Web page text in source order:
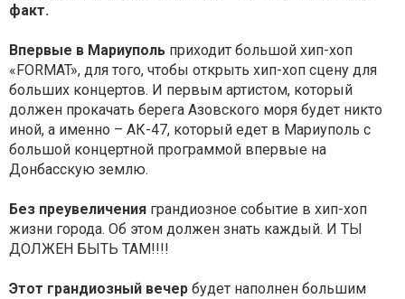
факт.
Впервые в Мариуполь приходит большой хип-хоп
«FORMAT», для того, чтобы открыть хип-хоп сцену для
больших концертов. И первым артистом, который
должен прокачать берега Азовского моря будет никто
иной, а именно – АК-47, который едет в Мариуполь с
большой концертной программой впервые на
Донбасскую землю.
Без преувеличения грандиозное событие в хип-хоп
жизни города. Об этом должен знать каждый. И ТЫ
ДОЛЖЕН БЫТЬ ТАМ!!!!
Этот грандиозный вечер будет наполнен большим